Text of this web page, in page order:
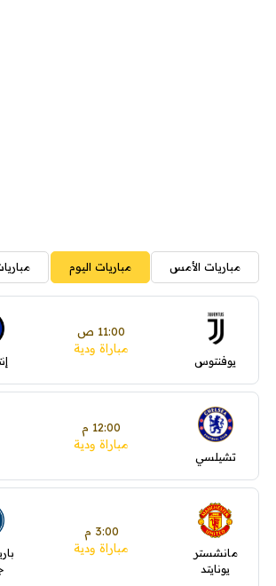
مباريات الأمس مباريات اليوم
يوفنتوس
11:00 ص
مباراة ودية
تشيلسي
12:00 م
مباراة ودية
مانشستر
يونايتد
3:00 م
مباراة ودية